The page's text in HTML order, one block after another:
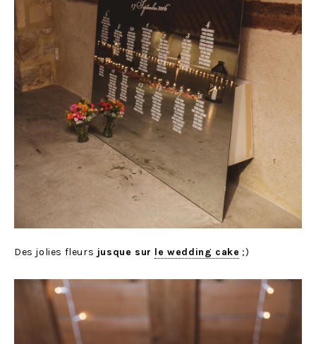
Des jolies fleurs jusque sur le wedding cake ;)